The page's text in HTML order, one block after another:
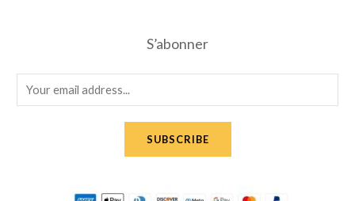
S’abonner
m
SUBSCRIBE